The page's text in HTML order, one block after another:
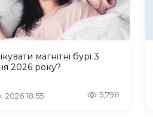
магнітні бурі 3
2026 року?
2026 18:55 5,796